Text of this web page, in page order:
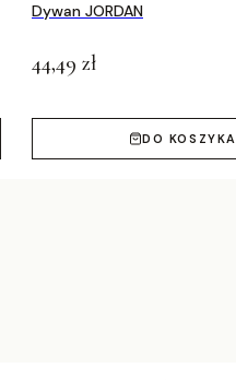
Dywan JORDAN
44,49 zł
DO KOSZYKA